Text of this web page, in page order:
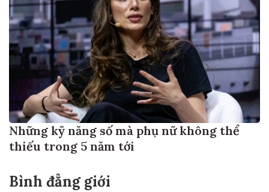
Những kỹ năng số mà phụ nữ không thể
thiếu trong 5 năm tới
Bình đẳng giới